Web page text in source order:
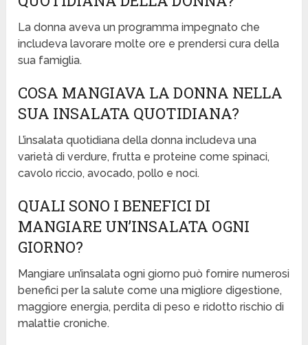
La donna aveva un programma impegnato che
includeva lavorare molte ore e prendersi cura della
sua famiglia.
COSA MANGIAVA LA DONNA NELLA
SUA INSALATA QUOTIDIANA?
L’insalata quotidiana della donna includeva una
varietà di verdure, frutta e proteine come spinaci,
cavolo riccio, avocado, pollo e noci.
QUALI SONO I BENEFICI DI
MANGIARE UN’INSALATA OGNI
GIORNO?
Mangiare un’insalata ogni giorno può fornire numerosi
benefici per la salute come una migliore digestione,
maggiore energia, perdita di peso e ridotto rischio di
malattie croniche.